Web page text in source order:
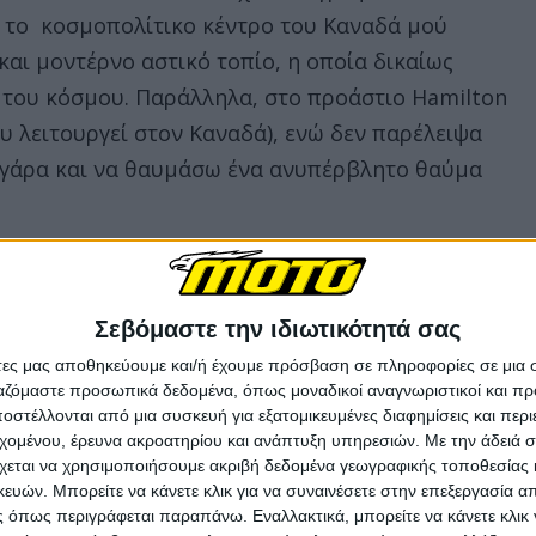
Σεβόμαστε την ιδιωτικότητά σας
μας αποθηκεύουμε και/ή έχουμε πρόσβαση σε πληροφορίες σε
προσωπικά δεδομένα, όπως μοναδικοί αναγνωριστικοί και
από μια συσκευή για εξατομικευμένες διαφημίσεις και
έρευνα ακροατηρίου και ανάπτυξη υπηρεσιών. Με την άδειά
να χρησιμοποιήσουμε ακριβή δεδομένα γεωγραφικής τοποθεσίας
Μπορείτε να κάνετε κλικ για να συναινέσετε στην επεξεργασία
περιγράφεται παραπάνω. Εναλλακτικά, μπορείτε να κάνετε κλικ
κοσμοπολίτικο κέντρο του Καναδά μού
μοντέρνο αστικό τοπίο, η οποία δικαίως
κόσμου. Παράλληλα, στο προάστιο Hamilton
λειτουργεί στον Καναδά), ενώ δεν παρέλειψα
και να θαυμάσω ένα ανυπέρβλητο θαύμα
του ταξιδιού στο Μόντρεαλ (540 χλμ.),
στην παγκόσμια Νέα Υόρκη (690 χλμ.)!
ταξιδιού μου: από τα δάση των
στα “δάση” των ουρανοξυστών της Νέας
και ξεκίνησα με προορισμό την high-tech
finish του SYM ARCTIC ROUTE 2025…